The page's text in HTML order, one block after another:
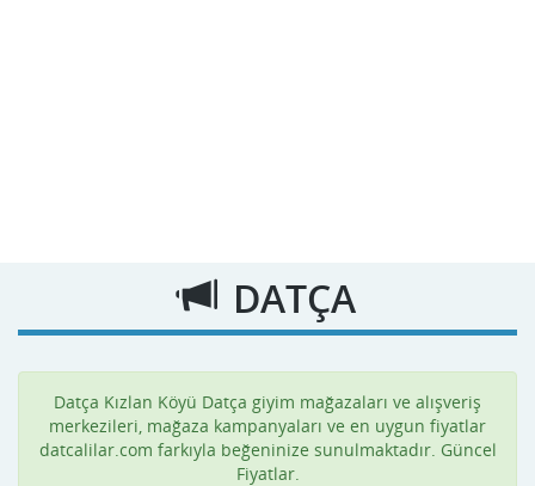
DATÇA
Datça Kızlan Köyü Datça giyim mağazaları ve alışveriş
merkezileri, mağaza kampanyaları ve en uygun fiyatlar
datcalilar.com farkıyla beğeninize sunulmaktadır. Güncel
Fiyatlar.